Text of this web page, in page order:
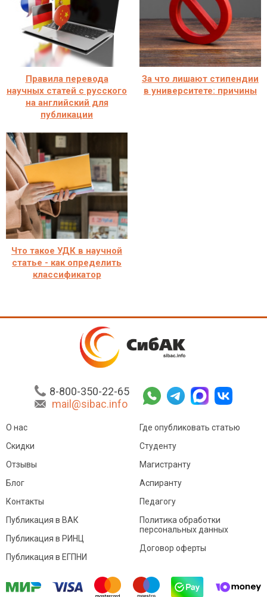
Правила перевода
научных статей с русского
на английский для
публикации
За что лишают стипендии
в университете: причины
Что такое УДК в научной
статье - как определить
классификатор
8-800-350-22-65
mail@sibac.info
О нас
Скидки
Отзывы
Блог
Контакты
Где опубликовать статью
Студенту
Магистранту
Аспиранту
Педагогу
Публикация в ВАК
Публикация в РИНЦ
Публикация в ЕГПНИ
Политика обработки
персональных данных
Договор оферты